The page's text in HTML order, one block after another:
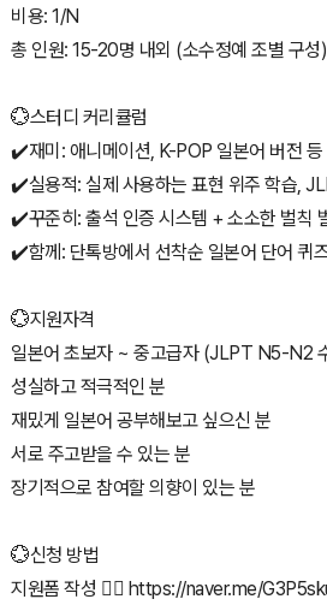
비용: 1/N
총 인원: 15-20명 내외 (소수정예 조별 구성)
💮스터디 커리큘럼
✔️재미: 애니메이션, K-POP 일본어 버전 등
✔️실용적: 실제 사용하는 표현 위주 학습,
✔️꾸준히: 출석 인증 시스템 + 소소한 벌칙
✔️함께: 단톡방에서 선착순 일본어 단어 퀴
💮지원자격
일본어 초보자 ~ 중고급자 (JLPT N5-N2
성실하고 적극적인 분
재밌게 일본어 공부해보고 싶으신 분
서로 주고받을 수 있는 분
장기적으로 참여할 의향이 있는 분
💮신청 방법
지원폼 작성 👉🏻 https://naver.me/